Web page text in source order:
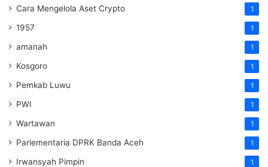
Cara Mengelola Aset Crypto 1
1957 1
amanah 1
Kosgoro 1
Pemkab Luwu 1
PWI 1
Wartawan 1
Parlementaria DPRK Banda Aceh 1
Irwansyah Pimpin 1